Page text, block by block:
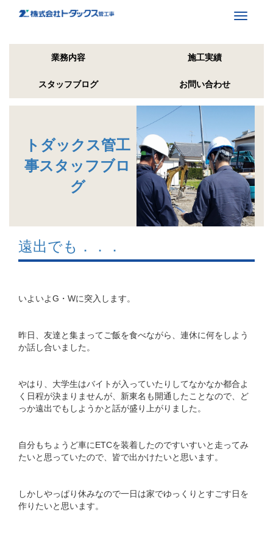
Toggle
業務内容 施工実績
スタッフブログ お問い合わせ
トダックス管工
事スタッフブロ
グ
遠出でも．．．
いよいよG・Wに突入します。
昨日、友達と集まってご飯を食べながら、連休に何をしよう
か話し合いました。
やはり、大学生はバイトが入っていたりしてなかなか都合よ
く日程が決まりませんが、新東名も開通したことなので、ど
っか遠出でもしようかと話が盛り上がりました。
自分もちょうど車にETCを装着したのですいすいと走ってみ
たいと思っていたので、皆で出かけたいと思います。
しかしやっぱり休みなので一日は家でゆっくりとすごす日を
作りたいと思います。